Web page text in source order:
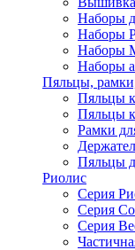
Наборы
Наборы
Наборы
Наборы
Пяльцы,
Пяльцы
Пяльцы
Рамки
Пяльцы
Риолис
Серия
Серия
Серия